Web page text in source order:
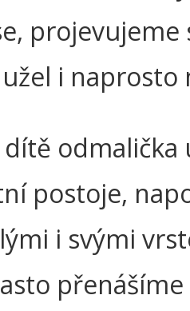
i
postoje,
i svými